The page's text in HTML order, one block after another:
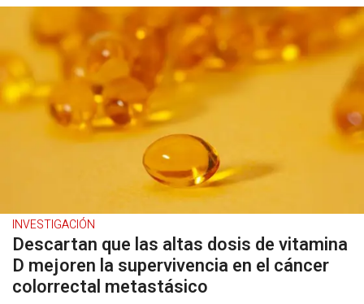
INVESTIGACIÓN
Descartan que las altas dosis de vitamina
D mejoren la supervivencia en el cáncer
colorrectal metastásico